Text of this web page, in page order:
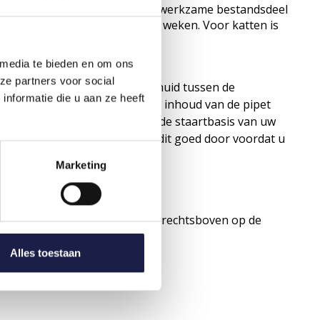
te bieden en om ons
partners voor social
die u aan ze heeft
Marketing
Alles toestaan
overgevoelig zijn voor het werkzame bestandsdeel
pups die jonger zijn dan 8 weken. Voor katten is
pipet direct op de intacte huid tussen de
kg wordt aangeraden om de inhoud van de pipet
de schouderbladen tot de staartbasis van uw
duidelijke instructie. Lees dit goed door voordat u
Selecteer de juiste sterkte rechtsboven op de